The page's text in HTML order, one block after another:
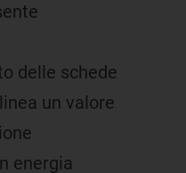
delle schede
un valore
energia